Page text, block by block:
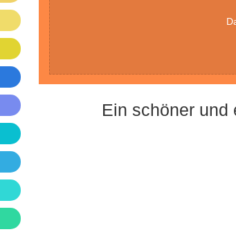
Ein schöner und